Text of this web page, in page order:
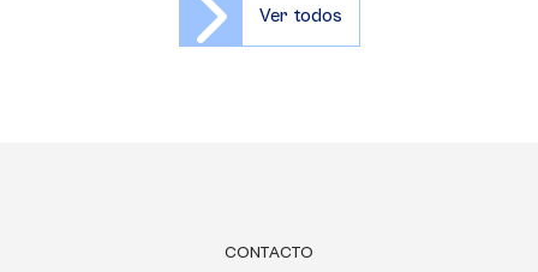
Ver todos
CONTACTO